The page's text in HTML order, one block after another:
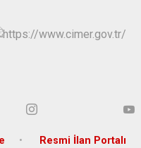
Resmi İlan Portalı